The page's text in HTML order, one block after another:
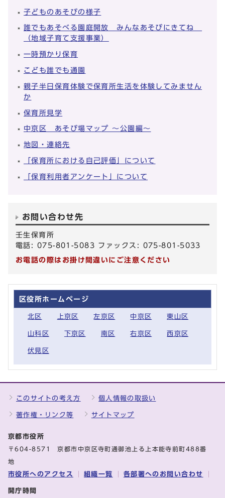
子どものあそびの様子
誰でもあそべる園庭開放 みんなあそびにきてね
（地域子育て支援事業）
一時預かり保育
こども誰でも通園
親子半日保育体験で保育所生活を体験してみません
か
保育所見学
中京区 あそび場マップ ～公園編～
地図・連絡先
「保育所における自己評価」について
「保育利用者アンケート」について
お問い合わせ先
壬生保育所
電話: 075-801-5083 ファックス: 075-801-5033
お電話の際はお掛け間違いにご注意ください
区役所ホームページ
北区 上京区 左京区 中京区 東山区
山科区 下京区 南区 右京区 西京区
伏見区
このサイトの考え方 個人情報の取扱い
著作権・リンク等 サイトマップ
京都市役所
〒604-8571 京都市中京区寺町通御池上る上本能寺前町488番
地
市役所へのアクセス 組織一覧 各部署へのお問い合わせ
開庁時間